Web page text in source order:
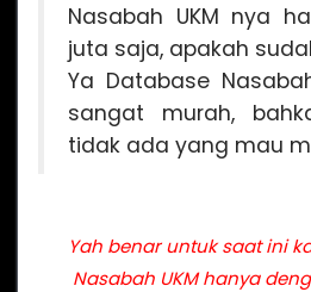
Nasabah UKM nya
juta saja, apakah
Ya Database
sangat murah,
tidak ada yang mau
Yah benar untuk saat ini
Nasabah UKM hanya